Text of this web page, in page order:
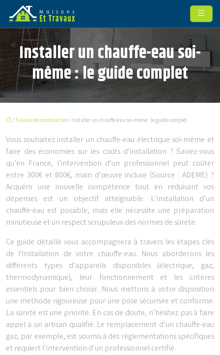
Installer un chauffe-eau soi-
même : le guide complet
/Travaux de construction/ Installer un chauffe-eau soi-même : le guide complet
Vous souhaitez installer un chauffe-eau électrique soi-même et
faire des économies sur les coûts d’installation ? Saviez-vous
qu’en France, l’intervention d’un professionnel peut coûter
entre 300€ et 800€, main d’œuvre incluse (Source : ADEME) ?
Acquérir une nouvelle compétence tout en réduisant vos
dépenses est un objectif atteignable. L’installation d’un
chauffe-eau est possible, mais elle nécessite une préparation
minutieuse et un respect scrupuleux des normes de sûreté.
Ce guide détaillé vous accompagnera à travers les étapes clés
de l’installation de votre chauffe-eau. Nous aborderons les
différents types d’appareils disponibles (électrique, gaz,
thermodynamique), leur fonctionnement et les critères
essentiels pour bien choisir. Nous mettons à votre disposition
une méthode rigoureuse pour une pose sécurisée et conforme.
La sûreté est une priorité. En cas de doute, n’hésitez pas à faire
appel à un artisan qualifié. Le remplacement d’un chauffe-eau
gaz, par exemple, est soumis à des réglementations spécifiques
et requiert l’intervention d’un professionnel certifié.